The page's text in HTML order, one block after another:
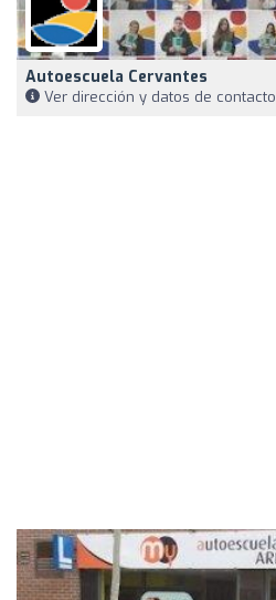
Autoescuela Cervantes
Ver dirección y datos de contacto